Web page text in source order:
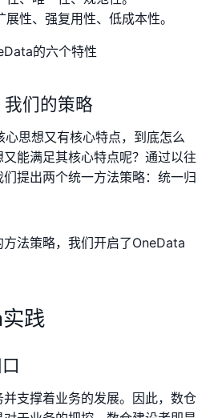
展性、强复用性、低成本性。
们的策略
心思想又有核心特点，到底怎么
能满足其核心特点呢？通过以往
提出两个统一方法策略：统一归
法策略，我们开启了OneData
践
支撑着业务的发展。因此，数仓